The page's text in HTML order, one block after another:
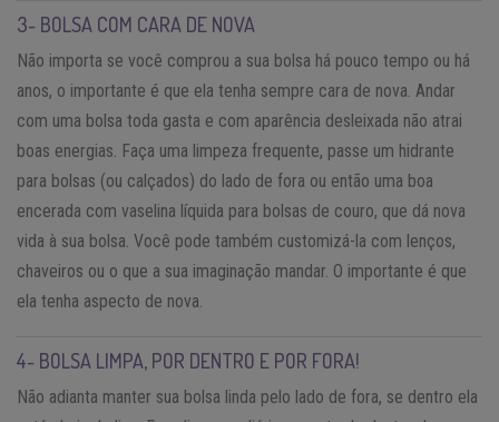
3- BOLSA COM CARA DE NOVA
Não importa se você comprou a sua bolsa há pouco tempo ou há
anos, o importante é que ela tenha sempre cara de nova. Andar
com uma bolsa toda gasta e com aparência desleixada não atrai
boas energias. Faça uma limpeza frequente, passe um hidrante
para bolsas (ou calçados) do lado de fora ou então uma boa
encerada com vaselina líquida para bolsas de couro, que dá nova
vida à sua bolsa. Você pode também customizá-la com lenços,
chaveiros ou o que a sua imaginação mandar. O importante é que
ela tenha aspecto de nova.
4- BOLSA LIMPA, POR DENTRO E POR FORA!
Não adianta manter sua bolsa linda pelo lado de fora, se dentro ela